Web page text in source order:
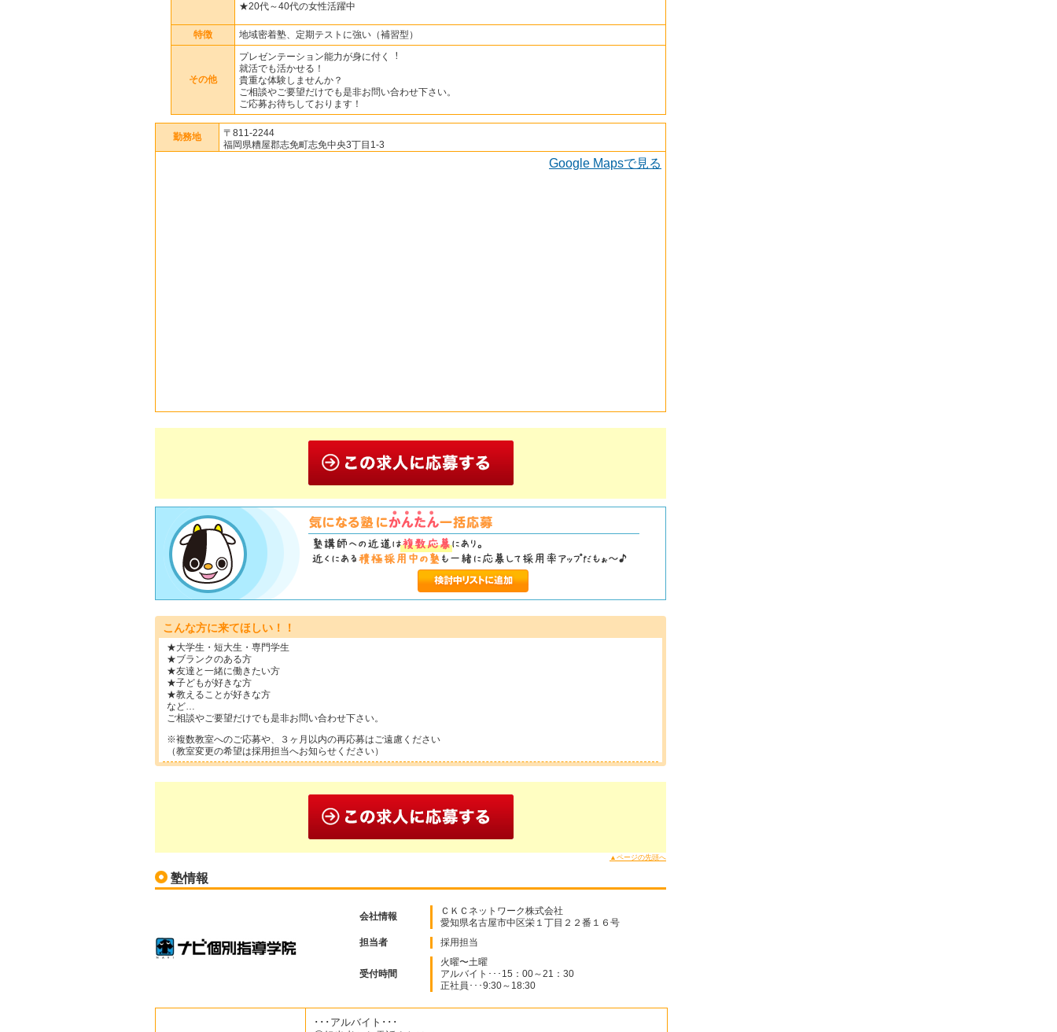
★20代～40代の女性活躍中
特徴 地域密着塾、定期テストに強い（補習型）
その他
プレゼンテーション能力が身に付く︕
就活でも活かせる！
貴重な体験しませんか？
ご相談やご要望だけでも是非お問い合わせ下さい。
ご応募お待ちしております！
勤務地
〒811-2244
福岡県糟屋郡志免町志免中央3丁目1-3
Google Mapsで見る
こんな方に来てほしい！！
★大学生・短大生・専門学生
★ブランクのある方
★友達と一緒に働きたい方
★子どもが好きな方
★教えることが好きな方
など…
ご相談やご要望だけでも是非お問い合わせ下さい。
※複数教室へのご応募や、３ヶ月以内の再応募はご遠慮ください
（教室変更の希望は採用担当へお知らせください）
▲ページの先頭へ
塾情報
会社情報
ＣＫＣネットワーク株式会社
愛知県名古屋市中区栄１丁目２２番１６号
担当者 採用担当
受付時間
火曜〜土曜
アルバイト･･･15：00～21：30
正社員･･･9:30～18:30
･･･アルバイト･･･